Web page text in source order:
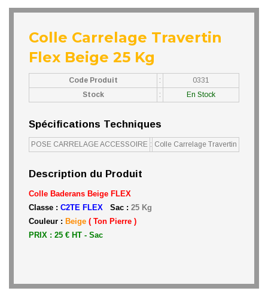
Colle Carrelage Travertin
Flex Beige 25 Kg
Code Produit :
0331
Stock
: En Stock
Spécifications Techniques
POSE CARRELAGE ACCESSOIRE : Colle Carrelage Travertin
Description du Produit
Colle Baderans Beige FLEX
Classe : C2TE FLEX Sac : 25 Kg
Couleur : Beige ( Ton Pierre )
PRIX : 25 € HT - Sac